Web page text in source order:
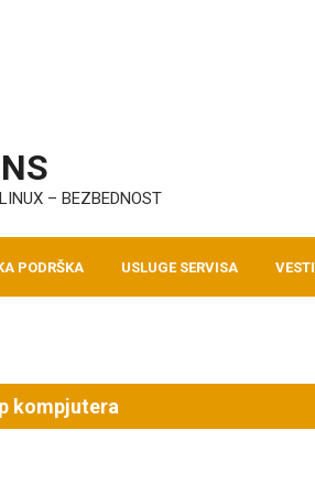
– BEZBEDNOST
PODRŠKA USLUGE SERVISA VESTI
kompjutera